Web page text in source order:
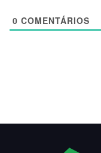
0 COMENTÁRIOS